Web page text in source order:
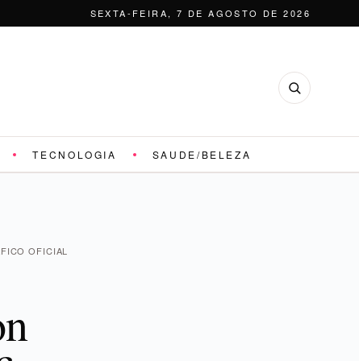
SEXTA-FEIRA, 7 DE AGOSTO DE 2026
TECNOLOGIA SAUDE/BELEZA
OFICIAL